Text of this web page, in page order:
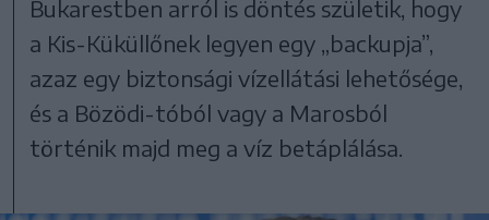
Bukarestben arról is döntés születik, hogy
a Kis-Küküllőnek legyen egy „backupja”,
azaz egy biztonsági vízellátási lehetősége,
és a Bözödi-tóból vagy a Marosból
történik majd meg a víz betáplálása.